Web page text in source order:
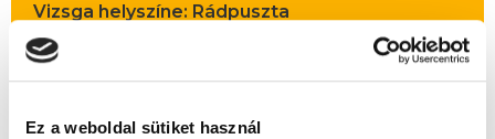
Ez a weboldal sütiket használ
Vizsga helyszíne: Rádpuszta
A csoport a meghirdetett időpontban
biztosan indul!